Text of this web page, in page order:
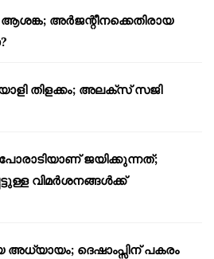
ആശങ്ക; അർജന്റീനക്കെതിരായ
തിളക്കം; അലക്സ് സജി
ജയിക്കുന്നത്;
വിമർശനങ്ങൾക്ക്
ദെഷാംപ്സിന് പകരം